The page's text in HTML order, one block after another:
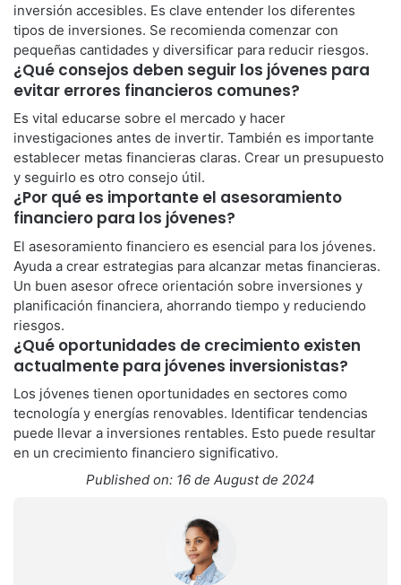
inversión accesibles. Es clave entender los diferentes
tipos de inversiones. Se recomienda comenzar con
pequeñas cantidades y diversificar para reducir riesgos.
¿Qué consejos deben seguir los jóvenes para
evitar errores financieros comunes?
Es vital educarse sobre el mercado y hacer
investigaciones antes de invertir. También es importante
establecer metas financieras claras. Crear un presupuesto
y seguirlo es otro consejo útil.
¿Por qué es importante el asesoramiento
financiero para los jóvenes?
El asesoramiento financiero es esencial para los jóvenes.
Ayuda a crear estrategias para alcanzar metas financieras.
Un buen asesor ofrece orientación sobre inversiones y
planificación financiera, ahorrando tiempo y reduciendo
riesgos.
¿Qué oportunidades de crecimiento existen
actualmente para jóvenes inversionistas?
Los jóvenes tienen oportunidades en sectores como
tecnología y energías renovables. Identificar tendencias
puede llevar a inversiones rentables. Esto puede resultar
en un crecimiento financiero significativo.
Published on: 16 de August de 2024